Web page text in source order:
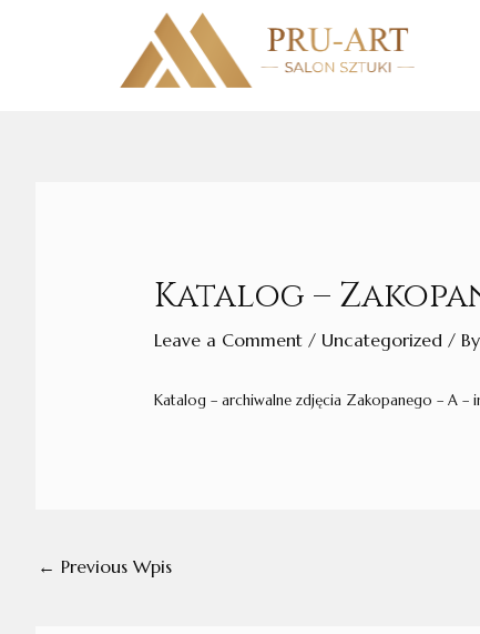
Katalog –
Leave a Comment / Uncategorized/ By
Katalog – archiwalne zdjęcia Zakopanego – A –
← Previous Wpis